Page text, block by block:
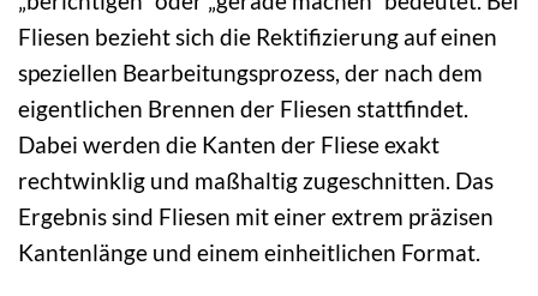
Fliesen bezieht sich die Rektifizierung auf einen
speziellen Bearbeitungsprozess, der nach dem
eigentlichen Brennen der Fliesen stattfindet.
Dabei werden die Kanten der Fliese exakt
rechtwinklig und maßhaltig zugeschnitten. Das
Ergebnis sind Fliesen mit einer extrem präzisen
Kantenlänge und einem einheitlichen Format.